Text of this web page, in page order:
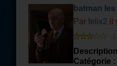
batman
Par felix2 il
Catégorie :